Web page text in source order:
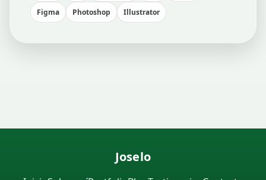
Figma Photoshop Illustrator
Joselo